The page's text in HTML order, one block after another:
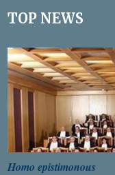
ί
ε
σ
η
σ
χ
υ
TOP NEWS
Homo epistimonous